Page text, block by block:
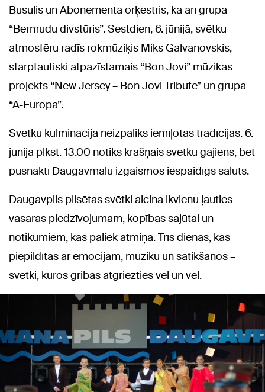
Busulis un Abonementa orķestris, kā arī grupa
“Bermudu divstūris”. Sestdien, 6. jūnijā, svētku
atmosfēru radīs rokmūziķis Miks Galvanovskis,
starptautiski atpazīstamais “Bon Jovi” mūzikas
projekts “New Jersey – Bon Jovi Tribute” un grupa
“A-Europa”.
Svētku kulminācijā neizpaliks iemīļotās tradīcijas. 6.
jūnijā plkst. 13.00 notiks krāšņais svētku gājiens, bet
pusnaktī Daugavmalu izgaismos iespaidīgs salūts.
Daugavpils pilsētas svētki aicina ikvienu ļauties
vasaras piedzīvojumam, kopības sajūtai un
notikumiem, kas paliek atmiņā. Trīs dienas, kas
piepildītas ar emocijām, mūziku un satikšanos –
svētki, kuros gribas atgriezties vēl un vēl.